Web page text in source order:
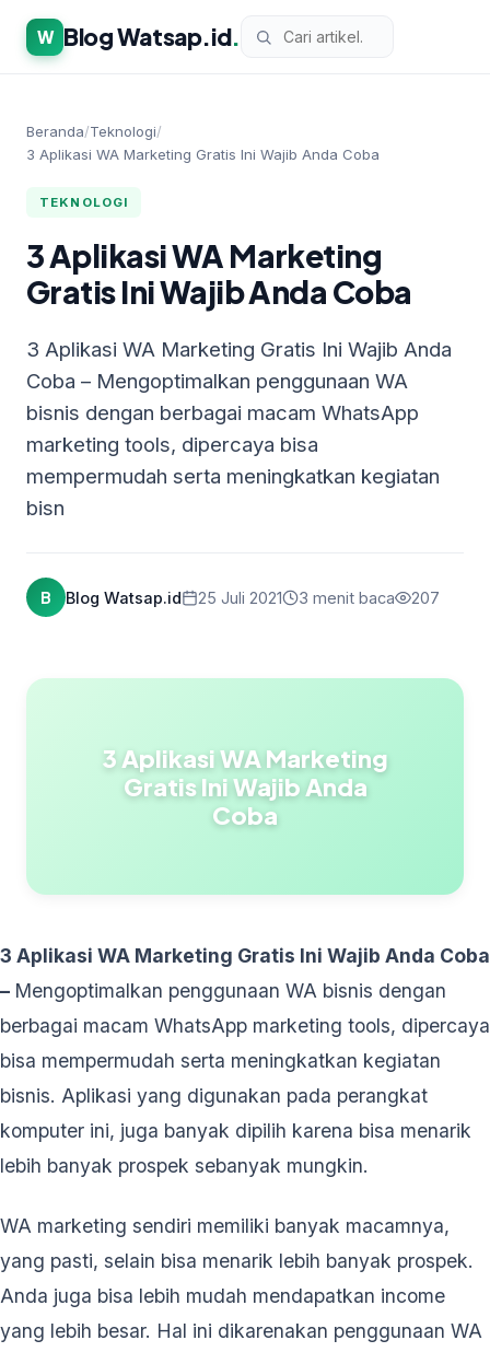
W Blog Watsap.id.
Beranda/Teknologi/
3 Aplikasi WA Marketing Gratis Ini Wajib Anda Coba
TEKNOLOGI
3 Aplikasi WA Marketing
Gratis Ini Wajib Anda Coba
3 Aplikasi WA Marketing Gratis Ini Wajib Anda
Coba – Mengoptimalkan penggunaan WA
bisnis dengan berbagai macam WhatsApp
marketing tools, dipercaya bisa
mempermudah serta meningkatkan kegiatan
bisn
B Blog Watsap.id 25 Juli 2021 3 menit baca 207
3 Aplikasi WA Marketing
Gratis Ini Wajib Anda
Coba
3 Aplikasi WA Marketing Gratis Ini Wajib Anda Coba
– Mengoptimalkan penggunaan WA bisnis dengan
berbagai macam WhatsApp marketing tools, dipercaya
bisa mempermudah serta meningkatkan kegiatan
bisnis. Aplikasi yang digunakan pada perangkat
komputer ini, juga banyak dipilih karena bisa menarik
lebih banyak prospek sebanyak mungkin.
WA marketing sendiri memiliki banyak macamnya,
yang pasti, selain bisa menarik lebih banyak prospek.
Anda juga bisa lebih mudah mendapatkan income
yang lebih besar. Hal ini dikarenakan penggunaan WA